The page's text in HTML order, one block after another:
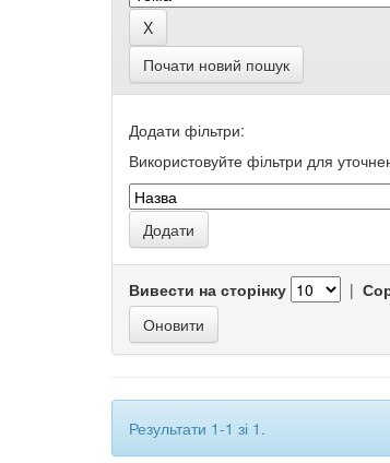
Почати новий пошук
Додати фільтри:
Використовуйте фільтри для
Вивести на сторінку |
Результати 1-1 зі 1.